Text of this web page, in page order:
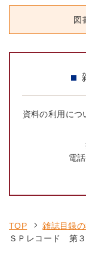
図
資料の利用につ
電
TOP 雑誌目録
ＳＰレコード 第３